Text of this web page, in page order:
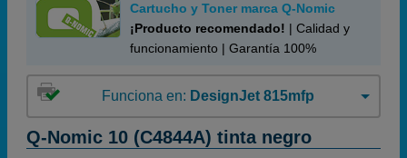
Cartucho y Toner marca Q-Nomic
¡Producto recomendado! | Calidad y
funcionamiento | Garantía 100%
Funciona en: DesignJet 815mfp
Q-Nomic 10 (C4844A) tinta negro